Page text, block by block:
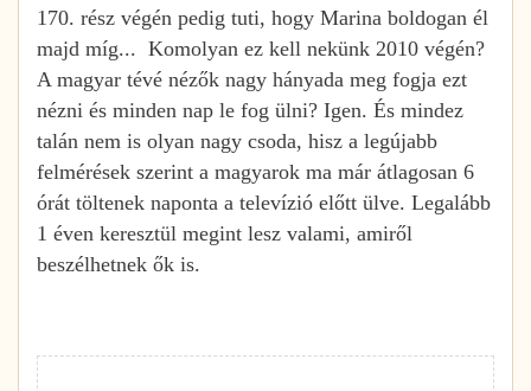
170. rész végén pedig tuti, hogy Marina boldogan él
majd míg... Komolyan ez kell nekünk 2010 végén?
A magyar tévé nézők nagy hányada meg fogja ezt
nézni és minden nap le fog ülni? Igen. És mindez
talán nem is olyan nagy csoda, hisz a legújabb
felmérések szerint a magyarok ma már átlagosan 6
órát töltenek naponta a televízió előtt ülve. Legalább
1 éven keresztül megint lesz valami, amiről
beszélhetnek ők is.